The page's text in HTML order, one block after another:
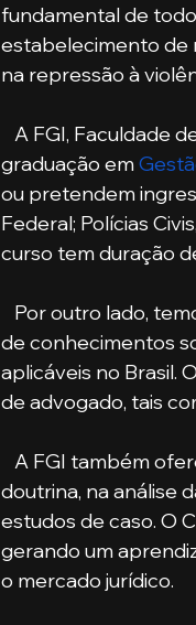
fundamental de
estabelecimento de
na repressão à
graduação em
ou pretendem
Federal; Polícias
curso tem duração
de conhecimentos
aplicáveis no Brasil.
de advogado, tais
A FGI também
doutrina, na análise
estudos de caso. O
gerando um
o mercado jurídico.